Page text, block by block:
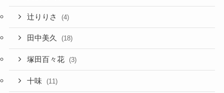
辻りりさ (4)
田中美久 (18)
塚田百々花 (3)
十味 (11)